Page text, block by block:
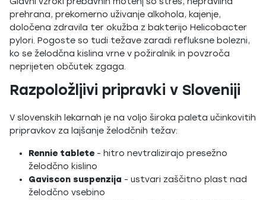
prehrana, prekomerno uživanje alkohola, kajenje,
določena zdravila ter okužba z bakterijo Helicobacter
pylori. Pogoste so tudi težave zaradi refluksne bolezni,
ko se želodčna kislina vrne v požiralnik in povzroča
neprijeten občutek zgaga.
Razpoložljivi pripravki v Sloveniji
V slovenskih lekarnah je na voljo široka paleta učinkovitih
pripravkov za lajšanje želodčnih težav:
Rennie tablete - hitro nevtralizirajo presežno
želodčno kislino
Gaviscon suspenzija - ustvari zaščitno plast nad
želodčno vsebino